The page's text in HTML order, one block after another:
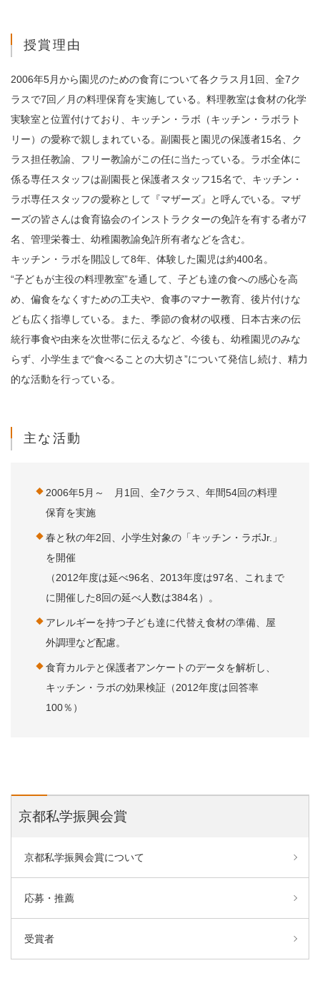
授賞理由
2006年5月から園児のための食育について各クラス月1回、全7ク
ラスで7回／月の料理保育を実施している。料理教室は食材の化学
実験室と位置付けており、キッチン・ラボ（キッチン・ラボラト
リー）の愛称で親しまれている。副園長と園児の保護者15名、ク
ラス担任教諭、フリー教諭がこの任に当たっている。ラボ全体に
係る専任スタッフは副園長と保護者スタッフ15名で、キッチン・
ラボ専任スタッフの愛称として『マザーズ』と呼んでいる。マザ
ーズの皆さんは食育協会のインストラクターの免許を有する者が7
名、管理栄養士、幼稚園教諭免許所有者などを含む。
キッチン・ラボを開設して8年、体験した園児は約400名。
“子どもが主役の料理教室”を通して、子ども達の食への感心を高
め、偏食をなくすための工夫や、食事のマナー教育、後片付けな
ども広く指導している。また、季節の食材の収穫、日本古来の伝
統行事食や由来を次世帯に伝えるなど、今後も、幼稚園児のみな
らず、小学生まで“食べることの大切さ”について発信し続け、精力
的な活動を行っている。
主な活動
2006年5月～ 月1回、全7クラス、年間54回の料理
保育を実施
春と秋の年2回、小学生対象の「キッチン・ラボJr.」
を開催
（2012年度は延べ96名、2013年度は97名、これまで
に開催した8回の延べ人数は384名）。
アレルギーを持つ子ども達に代替え食材の準備、屋
外調理など配慮。
食育カルテと保護者アンケートのデータを解析し、
キッチン・ラボの効果検証（2012年度は回答率
100％）
京都私学振興会賞
京都私学振興会賞について
応募・推薦
受賞者